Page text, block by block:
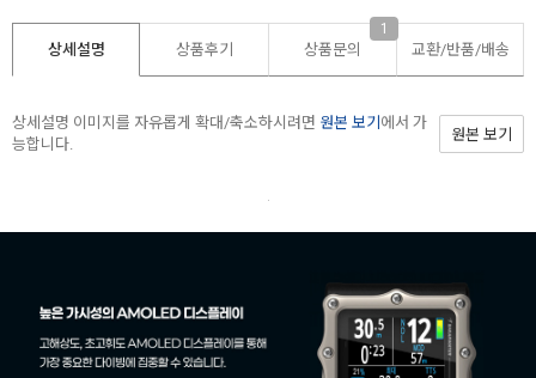
상세설명 상품후기 상품문의
1
교환/반품/배송
상세설명 이미지를 자유롭게 확대/축소하시려면 원본 보기 에서 가
능합니다.
원본 보기